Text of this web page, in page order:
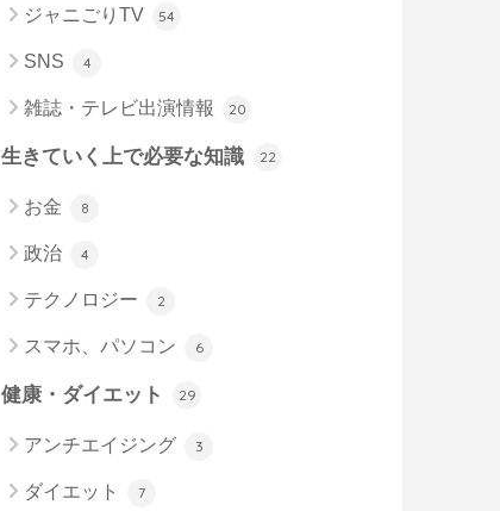
ジャニごりTV 54
SNS 4
雑誌・テレビ出演情報 20
生きていく上で必要な知識 22
お金 8
政治 4
テクノロジー 2
スマホ、パソコン 6
健康・ダイエット 29
アンチエイジング 3
ダイエット 7